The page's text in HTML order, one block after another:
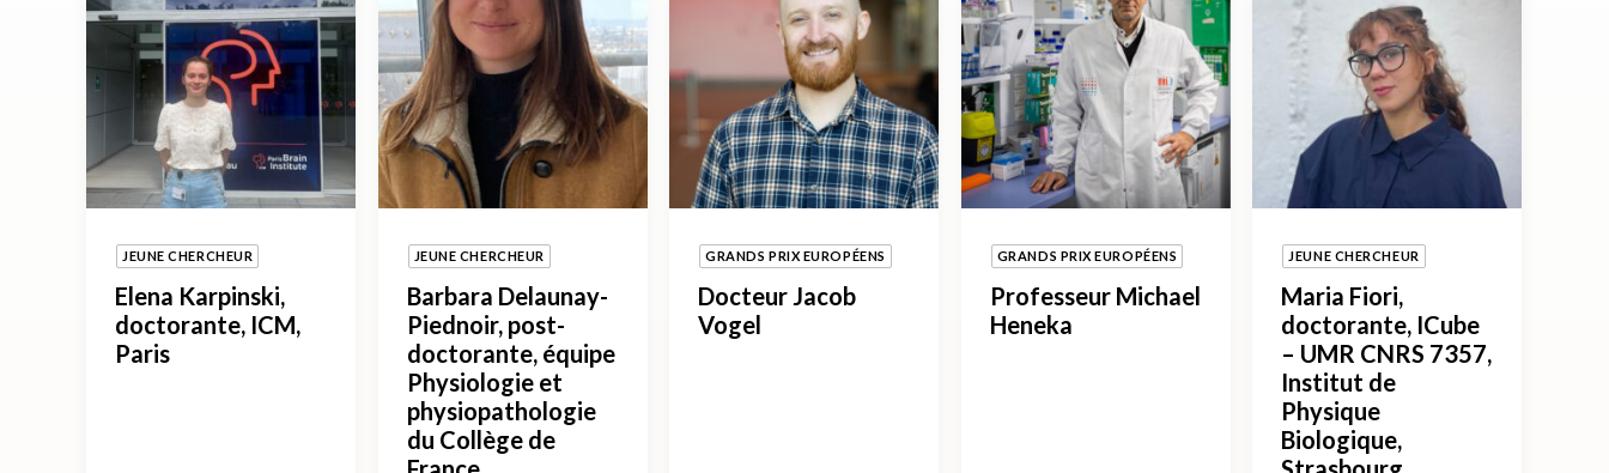
JEUNE CHERCHEUR
Elena Karpinski,
doctorante, ICM,
Paris
JEUNE CHERCHEUR
Barbara Delaunay-
Piednoir, post-
doctorante, équipe
Physiologie et
physiopathologie
du Collège de
GRANDS PRIX EUROPÉENS
Docteur Jacob
Vogel
GRANDS PRIX EUROPÉENS
Professeur Michael
Heneka
JEUNE CHERCHEUR
Maria Fiori,
doctorante, ICube
– UMR CNRS 7357,
Institut de
Physique
Biologique,